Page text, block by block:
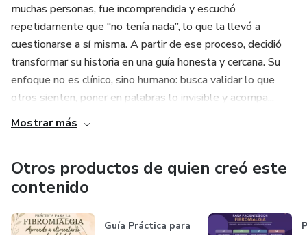
muchas personas, fue incomprendida y escuchó
repetidamente que “no tenía nada”, lo que la llevó a
cuestionarse a sí misma. A partir de ese proceso, decidió
transformar su historia en una guía honesta y cercana. Su
enfoque no es clínico, sino humano: busca validar lo que
otros sienten, poner en palabras lo invisible y acompa...
Mostrar más
Otros productos de quien creó este
contenido
Guía Práctica para